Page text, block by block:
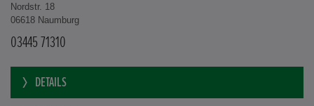
Nordstr. 18
06618 Naumburg
03445 71310
DETAILS